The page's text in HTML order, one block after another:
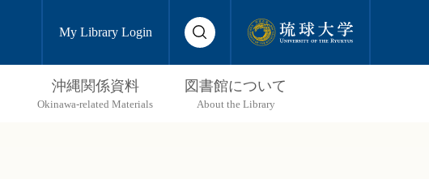
My Library Login
沖縄関係資料 図書館について